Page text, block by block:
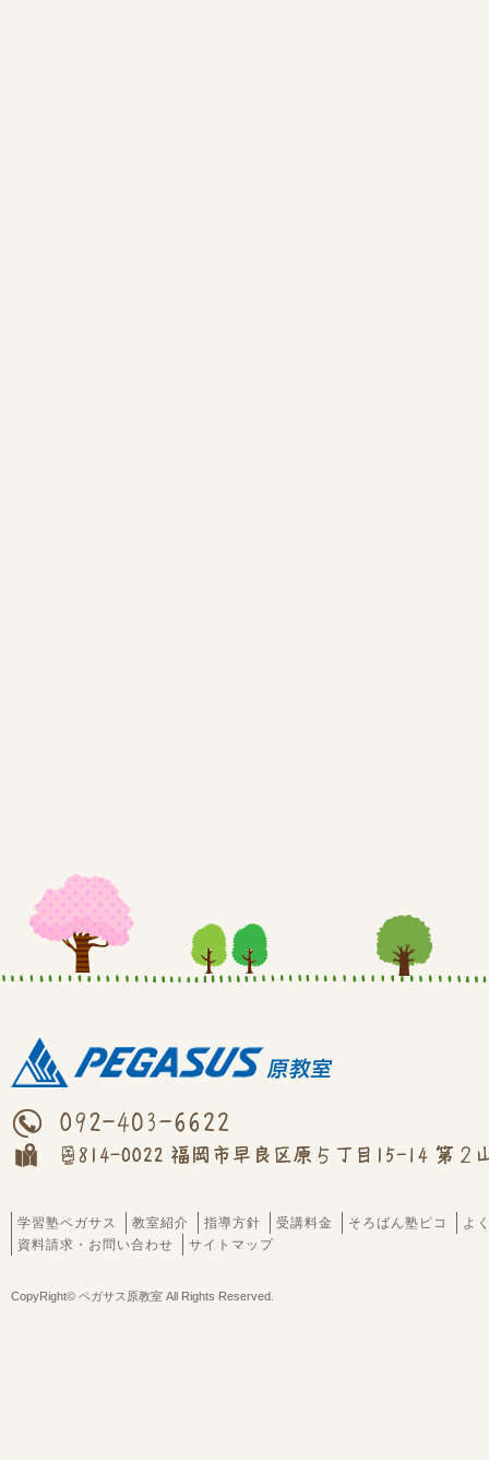
学習塾ペガサス 教室紹介 指導方針 受講料金 そろばん塾ピコ
よ
資料請求・お問い合わせ
サイトマップ
CopyRight© ペガサス原教室 All Rights Reserved.